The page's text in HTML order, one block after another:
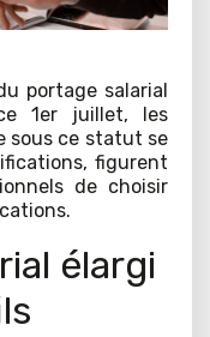
portage salarial
1er juillet, les
sous ce statut se
figurent
de choisir
élargi